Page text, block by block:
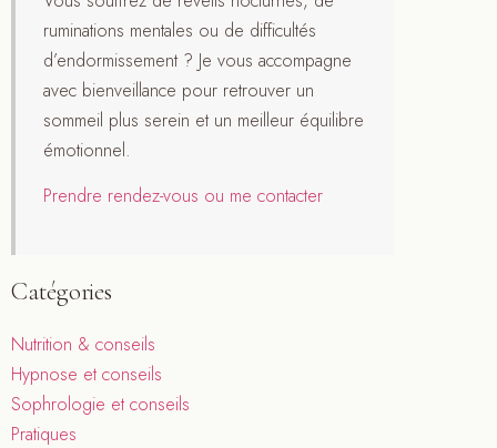
ruminations mentales ou de difficultés
d’endormissement ? Je vous accompagne
avec bienveillance pour retrouver un
sommeil plus serein et un meilleur équilibre
émotionnel.
Prendre rendez-vous ou me contacter
Catégories
Nutrition & conseils
Hypnose et conseils
Sophrologie et conseils
Pratiques